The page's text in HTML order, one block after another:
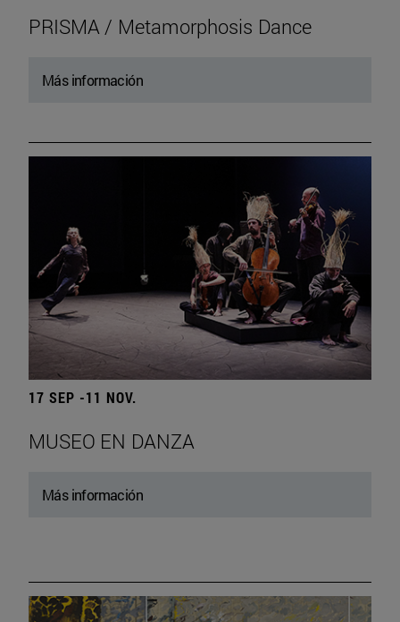
PRISMA / Metamorphosis Dance
Más información
17 SEP -11 NOV.
MUSEO EN DANZA
Más información